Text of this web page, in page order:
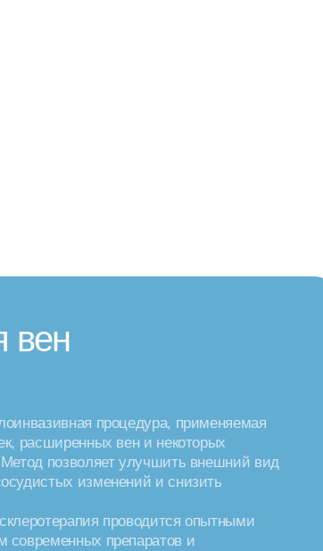
вен
процедура, применяемая
расширенных вен и некоторых
позволяет улучшить внешний вид
изменений и снизить
проводится опытными
современных препаратов и